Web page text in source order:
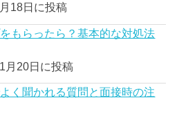
18日に投稿
もらったら？基本的な対処法
月20日に投稿
く聞かれる質問と面接時の注